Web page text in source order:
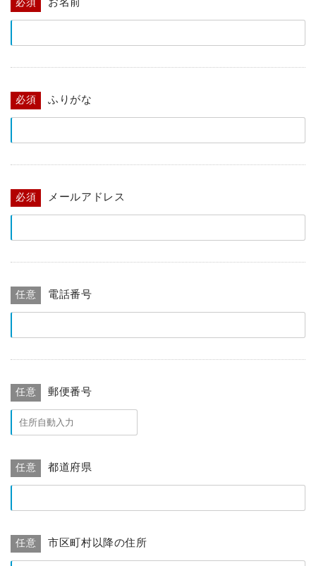
必須 ふりがな
必須 メールアドレス
任意 電話番号
任意 郵便番号
任意 都道府県
任意 市区町村以降の住所